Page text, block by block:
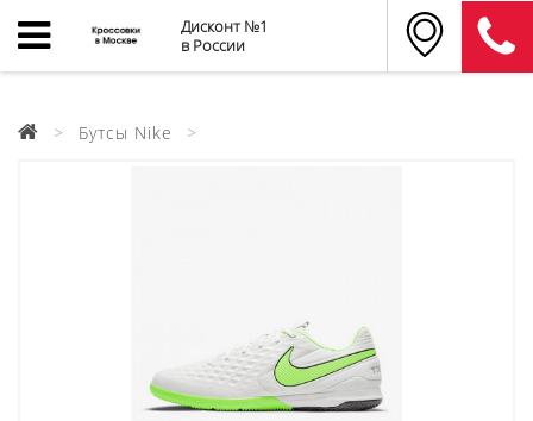
Дисконт №1
в России
Бутсы Nike